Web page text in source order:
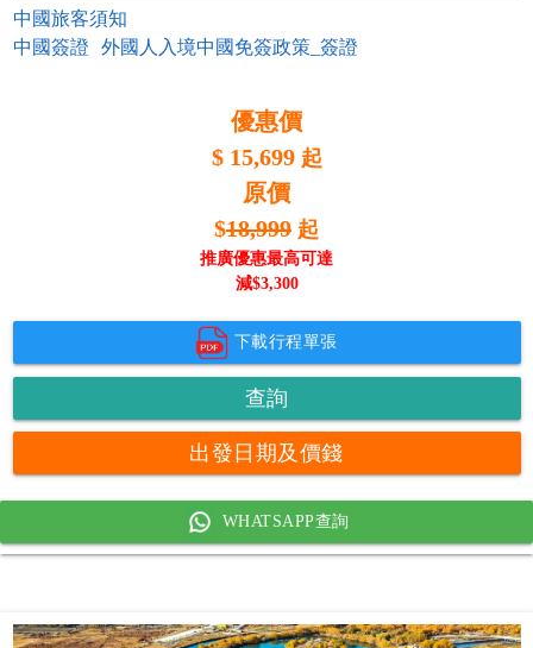
中國旅客須知
中國簽證
外國人入境中國免簽政策_簽證
優惠價
$ 15,699 起
原價
$18,999 起
推廣優惠最高可達
減$3,300
下載行程單張
查詢
出發日期及價錢
WHATSAPP查詢